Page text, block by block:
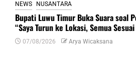
NEWS NUSANTARA
Bupati Luwu Timur Buka Suara soal
“Saya Turun ke Lokasi, Semua
07/08/2026 Arya Wicaksana